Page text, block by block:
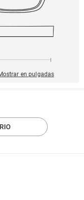
en pulgadas